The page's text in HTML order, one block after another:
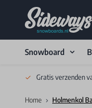
Snowboard
Gratis verzenden
Home Holmenkol